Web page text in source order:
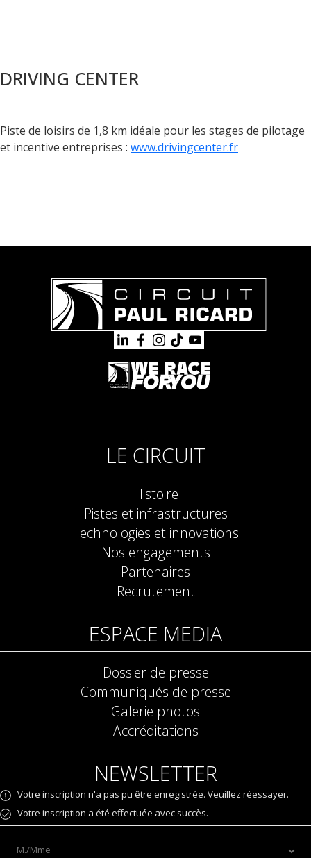
DRIVING CENTER
Piste de loisirs de 1,8 km idéale pour les stages de pilotage
et incentive entreprises : www.drivingcenter.fr
LE CIRCUIT
Histoire
Pistes et infrastructures
Technologies et innovations
Nos engagements
Partenaires
Recrutement
ESPACE MEDIA
Dossier de presse
Communiqués de presse
Galerie photos
Accréditations
NEWSLETTER
Votre inscription n'a pas pu être enregistrée. Veuillez réessayer.
Votre inscription a été effectuée avec succès.